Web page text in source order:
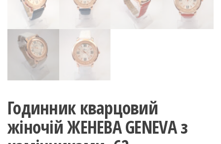
Годинник кварцовий
жіночій ЖЕНЕВА GENEVA з